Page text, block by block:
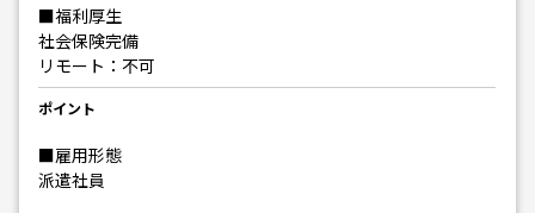
■福利厚生
社会保険完備
リモート：不可
ポイント
■雇用形態
派遣社員